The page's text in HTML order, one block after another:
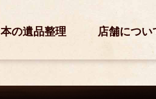
本の遺品整理 店舗につい